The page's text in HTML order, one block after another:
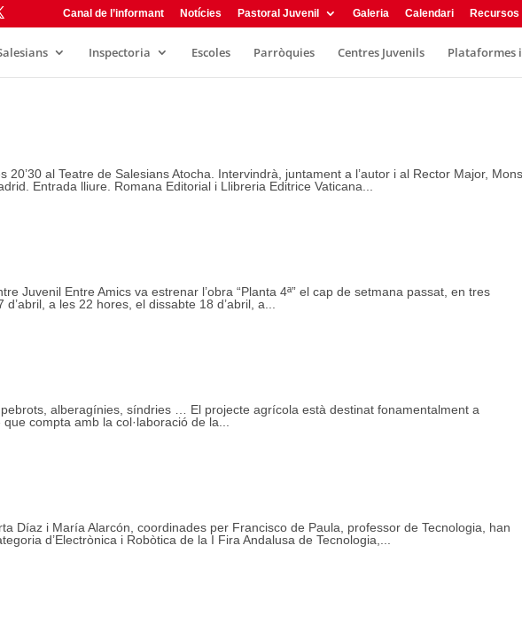
Canal de l’informant Notícies Pastoral Juvenil Galeria Calendari Recursos
Inspectoria Escoles Parròquies Centres Juvenils Plataformes
20’30 al Teatre de Salesians Atocha. Intervindrà, juntament a l’autor i al Rector Major, Mons.
Entrada lliure. Romana Editorial i Llibreria Editrice Vaticana...
Juvenil Entre Amics va estrenar l’obra “Planta 4ª” el cap de setmana passat, en tres
a les 22 hores, el dissabte 18 d’abril, a...
alberagínies, síndries … El projecte agrícola està destinat fonamentalment a
compta amb la col·laboració de la...
Díaz i María Alarcón, coordinades per Francisco de Paula, professor de Tecnologia, han
d’Electrònica i Robòtica de la I Fira Andalusa de Tecnologia,...